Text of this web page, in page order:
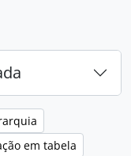
em tabela